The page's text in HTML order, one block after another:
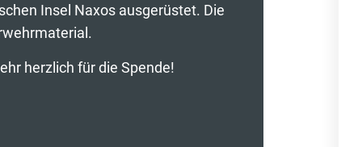
Insel Naxos ausgerüstet. Die
herzlich für die Spende!